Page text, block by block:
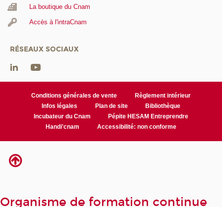
La boutique du Cnam
Accès à l'intraCnam
RÉSEAUX SOCIAUX
Conditions générales de vente
Règlement intérieur
Infos légales
Plan de site
Bibliothèque
Incubateur du Cnam
Pépite HESAM Entreprendre
Handi'cnam
Accessibilité: non conforme
Organisme de formation continue